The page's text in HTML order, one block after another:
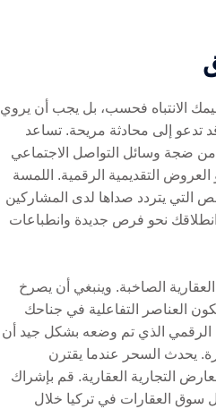
الانتباه فحسب، بل يجب أن يروي
تدعو إلى محادثة مريحة. تساعد
من ضجة وسائل التواصل الاجتماعي
التقديمية الرقمية. اللمسة
التي يتردد صداها لدى المشاركين
في الفعاليات العقارية 2023 في تركيا ستكون نقطة انطلاقك نحو فرص جديدة وانطباعات
الصاخبة. وينبغي أن يصرخ
العناصر التفاعلية في جناحك
الرقمي الذي تم وضعه بشكل جيد أن
يحدث السحر عندما يقترن
التجارية العقارية. قم بإشراك
سوق العقارات في تركيا خلال